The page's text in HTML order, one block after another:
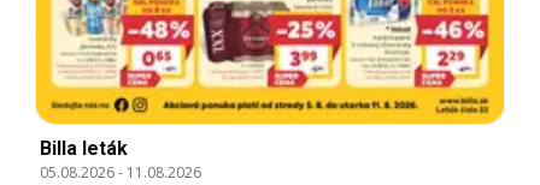
Billa leták
05.08.2026- 11.08.2026